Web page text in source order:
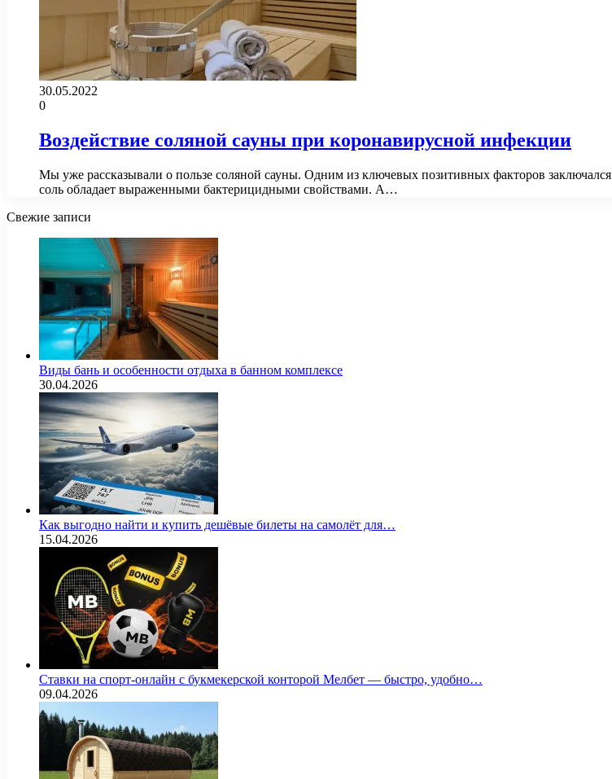
30.05.2022
0
Воздействие соляной сауны при коронавирусной инфекции
Мы уже рассказывали о пользе соляной сауны. Одним из ключевых позитивных факторов
соль обладает выраженными бактерицидными свойствами. А…
Свежие записи
Виды бань и особенности отдыха в банном комплексе
30.04.2026
Как выгодно найти и купить дешёвые билеты на самолёт для…
15.04.2026
Ставки на спорт-онлайн с букмекерской конторой Мелбет — быстро, удобно…
09.04.2026